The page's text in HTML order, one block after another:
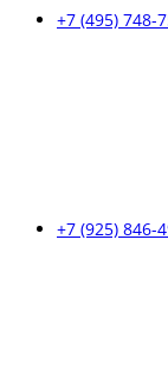
+7 (495) 748-
+7 (925) 846-